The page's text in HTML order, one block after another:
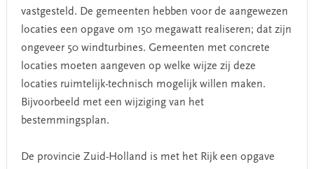
vastgesteld. De gemeenten hebben voor de aangewezen
locaties een opgave om 150 megawatt realiseren; dat zijn
ongeveer 50 windturbines. Gemeenten met concrete
locaties moeten aangeven op welke wijze zij deze
locaties ruimtelijk-technisch mogelijk willen maken.
Bijvoorbeeld met een wijziging van het
bestemmingsplan.
De provincie Zuid-Holland is met het Rijk een opgave